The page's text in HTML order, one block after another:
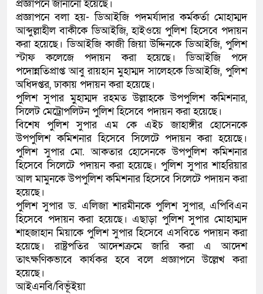
প্রজ্ঞাপনে জানানো হয়েছে।
প্রজ্ঞাপনে বলা হয়- ডিআইজি পদমর্যাদার কর্মকর্তা মোহাম্মদ
আব্দুল্লাহীল বাকীকে ডিআইজি, হাইওয়ে পুলিশ হিসেবে পদায়ন
করা হয়েছে। ডিআইজি কাজী জিয়া উদ্দিনকে ডিআইজি, পুলিশ
স্টাফ কলেজে পদায়ন করা হয়েছে। ডিআইজি পদে
পদোন্নতিপ্রাপ্ত আবু রায়হান মুহাম্মদ সালেহকে ডিআইজি, পুলিশ
অধিদপ্তর, ঢাকায় পদায়ন করা হয়েছে।
পুলিশ সুপার মুহাম্মদ রহমত উল্লাহকে উপপুলিশ কমিশনার,
সিলেট মেট্রোপলিটন পুলিশ হিসেবে পদায়ন করা হয়েছে।
বিশেষ পুলিশ সুপার এম কে এইচ জাহাঙ্গীর হোসেনকে
উপপুলিশ কমিশনার হিসেবে সিলেটে পদায়ন করা হয়েছে।
পুলিশ সুপার মো. আকতার হোসেনকে উপপুলিশ কমিশনার
হিসেবে সিলেটে পদায়ন করা হয়েছে। পুলিশ সুপার শাহরিয়ার
আল মামুনকে উপপুলিশ কমিশনার হিসেবে সিলেটে পদায়ন করা
হয়েছে।
পুলিশ সুপার ড. এলিজা শারমীনকে পুলিশ সুপার, এপিবিএন
হিসেবে পদায়ন করা হয়েছে। এছাড়া পুলিশ সুপার মোহাম্মদ
শাহজাহান মিয়াকে পুলিশ সুপার হিসেবে এসবিতে পদায়ন করা
হয়েছে। রাষ্ট্রপতির আদেশক্রমে জারি করা এ আদেশ
তাৎক্ষণিকভাবে কার্যকর হবে বলে প্রজ্ঞাপনে উল্লেখ করা
হয়েছে।
আইএনবি/বিভূঁইয়া